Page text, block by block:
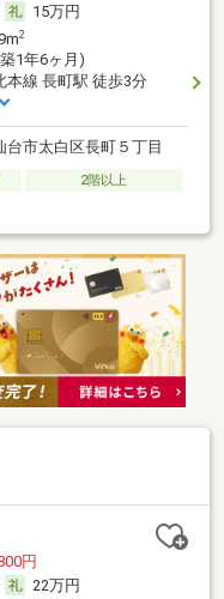
15万円
2
1年6ヶ月)
本線 長町駅 徒歩3分
台市太白区長町５丁目
2階以上
円
22万円